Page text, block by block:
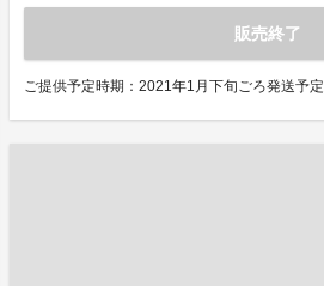
販売終了
ご提供予定時期：2021年1月下旬ごろ発送予定